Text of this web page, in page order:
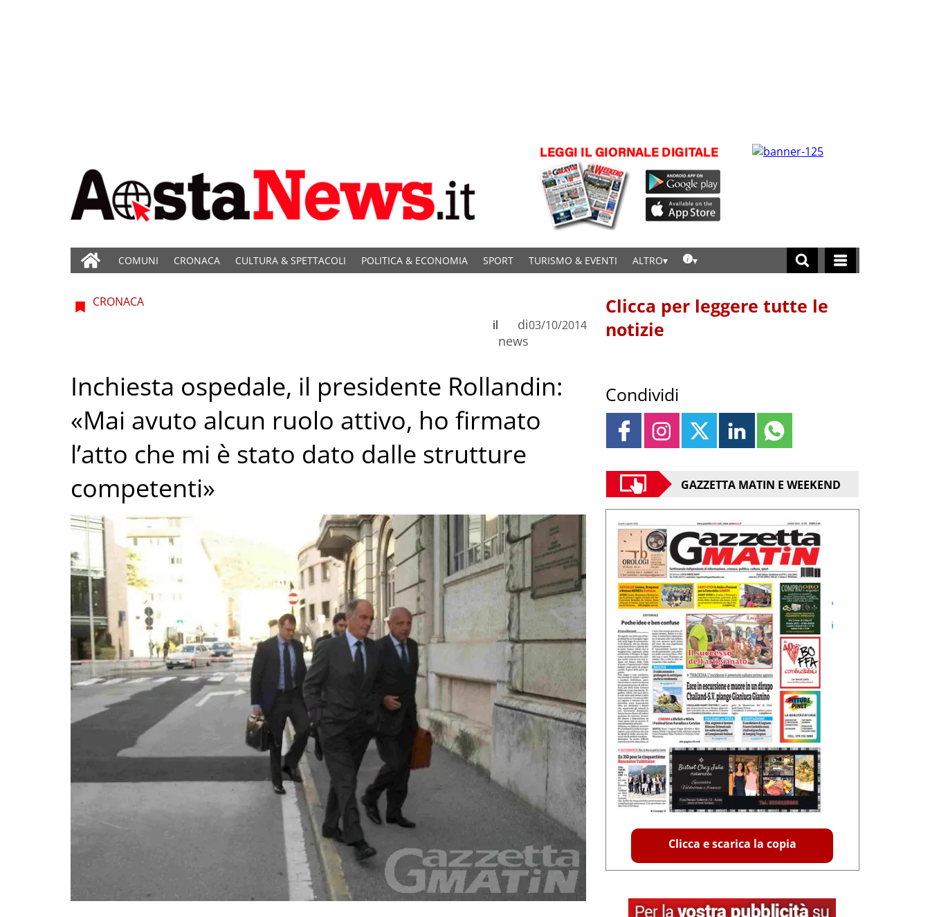
COMUNI CRONACA CULTURA & SPETTACOLI POLITICA & ECONOMIA SPORT TURISMO & EVENTI ALTRO
CRONACA
di
news
il 03/10/2014
Inchiesta ospedale, il presidente Rollandin:
«Mai avuto alcun ruolo attivo, ho firmato
l’atto che mi è stato dato dalle strutture
competenti»
Clicca per leggere tutte le
notizie
Condividi
GAZZETTA MATIN E WEEKEND
Clicca e scarica la copia